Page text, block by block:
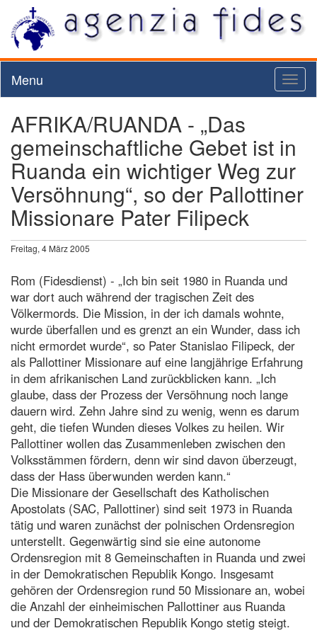
Menu
AFRIKA/RUANDA - „Das
gemeinschaftliche Gebet ist in
Ruanda ein wichtiger Weg zur
Versöhnung“, so der Pallottiner
Missionare Pater Filipeck
Freitag, 4 März 2005
Rom (Fidesdienst) - „Ich bin seit 1980 in Ruanda und
war dort auch während der tragischen Zeit des
Völkermords. Die Mission, in der ich damals wohnte,
wurde überfallen und es grenzt an ein Wunder, dass ich
nicht ermordet wurde“, so Pater Stanislao Filipeck, der
als Pallottiner Missionare auf eine langjährige Erfahrung
in dem afrikanischen Land zurückblicken kann. „Ich
glaube, dass der Prozess der Versöhnung noch lange
dauern wird. Zehn Jahre sind zu wenig, wenn es darum
geht, die tiefen Wunden dieses Volkes zu heilen. Wir
Pallottiner wollen das Zusammenleben zwischen den
Volksstämmen fördern, denn wir sind davon überzeugt,
dass der Hass überwunden werden kann.“
Die Missionare der Gesellschaft des Katholischen
Apostolats (SAC, Pallottiner) sind seit 1973 in Ruanda
tätig und waren zunächst der polnischen Ordensregion
unterstellt. Gegenwärtig sind sie eine autonome
Ordensregion mit 8 Gemeinschaften in Ruanda und zwei
in der Demokratischen Republik Kongo. Insgesamt
gehören der Ordensregion rund 50 Missionare an, wobei
die Anzahl der einheimischen Pallottiner aus Ruanda
und der Demokratischen Republik Kongo stetig steigt.